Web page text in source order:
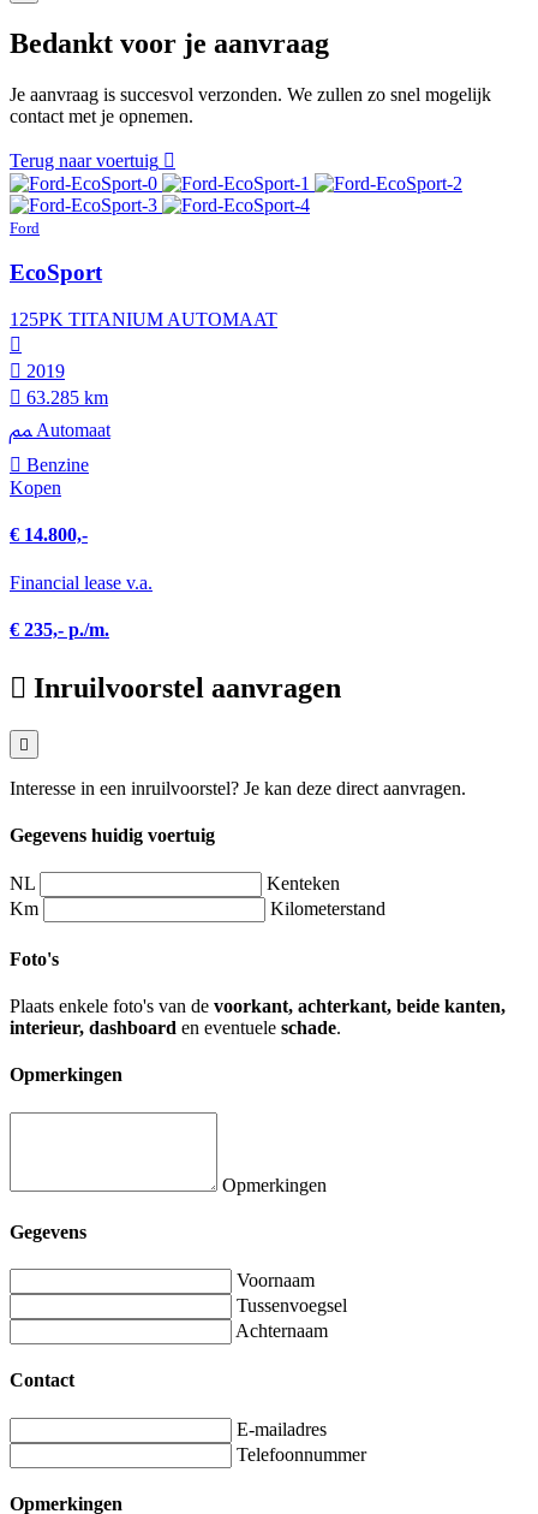
Bedankt voor je aanvraag
Je aanvraag is succesvol verzonden. We zullen zo snel mogelijk
contact met je opnemen.
Terug naar voertuig
Ford
EcoSport
125PK TITANIUM AUTOMAAT
2019
63.285 km
Automaat
Benzine
Kopen
€ 14.800,-
Financial lease v.a.
€ 235,- p./m.
Inruilvoorstel aanvragen
Interesse in een inruilvoorstel? Je kan deze direct aanvragen.
Gegevens huidig voertuig
NL
Kenteken
Km
Kilometerstand
Foto's
Plaats enkele foto's van de voorkant, achterkant, beide kanten,
interieur, dashboard en eventuele schade.
Opmerkingen
Opmerkingen
Gegevens
Voornaam
Tussenvoegsel
Achternaam
Contact
E-mailadres
Telefoonnummer
Opmerkingen